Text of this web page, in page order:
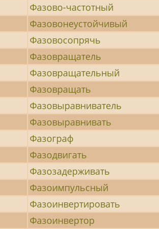
Фазово-частотный
Фазовонеустойчивый
Фазовосопрячь
Фазовращатель
Фазовращательный
Фазовращать
Фазовыравниватель
Фазовыравнивать
Фазограф
Фазодвигать
Фазозадерживать
Фазоимпульсный
Фазоинвертировать
Фазоинвертор